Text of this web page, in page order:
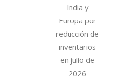
India y
Europa por
reducción de
inventarios
en julio de
2026